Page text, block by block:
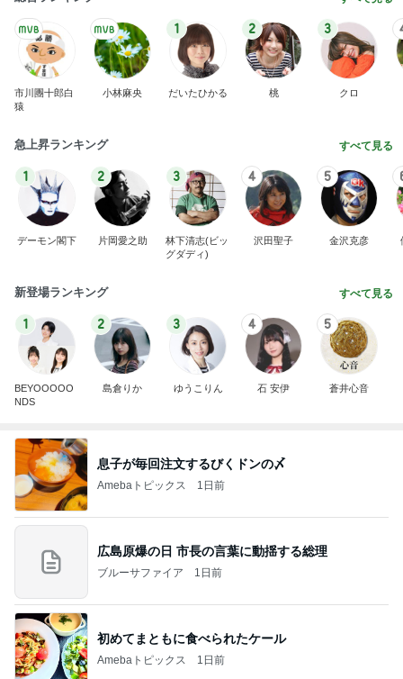
市川團十郎白
猿
小林麻央
1
だいたひかる
2
桃
3
クロ
急上昇ランキング すべて見る
1
デーモン閣下
2
片岡愛之助
3
林下清志(ビッ
グダディ)
4
沢田聖子
5
金沢克彦
新登場ランキング すべて見る
1
BEYOOOOO
NDS
2
島倉りか
3
ゆうこりん
4
石 安伊
5
蒼井心音
息子が毎回注文するびくドンの〆
Amebaトピックス 1日前
広島原爆の日 市長の言葉に動揺する総理
ブルーサファイア 1日前
初めてまともに食べられたケール
Amebaトピックス 1日前